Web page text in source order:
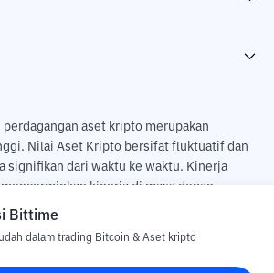
aset kripto merupakan
Nilai Aset Kripto bersifat fluktuatif dan
signifikan dari waktu ke waktu. Kinerja
kinerja di masa depan.
sebagai dampak dari membeli dan
Aset Digital Indonesia (Bittime) tidak
perubahan fluktuasi dari nilai tukar Aset
Bittime
dalam trading Bitcoin & Aset kripto